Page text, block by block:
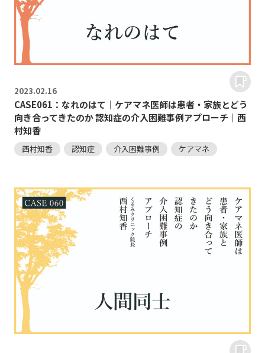
2023.02.16
CASE061：なれのはて｜ケアマネ医師は患者・家族とどう
向き合ってきたのか 認知症の介入困難事例アプローチ｜西
村知香
西村知香 認知症 介入困難事例 ケアマネ